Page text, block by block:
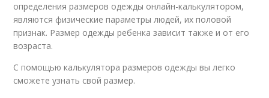
определения размеров одежды онлайн-калькулятором,
являются физические параметры людей, их половой
признак. Размер одежды ребенка зависит также и от его
возраста.
С помощью калькулятора размеров одежды вы легко
сможете узнать свой размер.